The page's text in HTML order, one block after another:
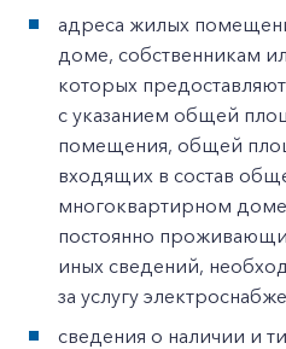
адреса жилых
доме, собственникам
которых
с указанием общей
помещения, общей
входящих в состав
многоквартирном
постоянно
иных сведений,
за услугу
сведения о наличии и